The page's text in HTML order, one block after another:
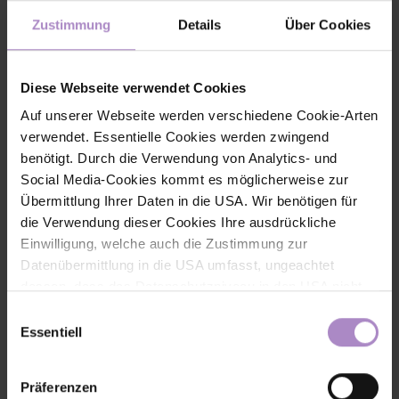
Zustimmung Details Über Cookies
Diese Webseite verwendet Cookies
Auf unserer Webseite werden verschiedene Cookie-Arten
verwendet. Essentielle Cookies werden zwingend
benötigt. Durch die Verwendung von Analytics- und
Social Media-Cookies kommt es möglicherweise zur
Übermittlung Ihrer Daten in die USA. Wir benötigen für
die Verwendung dieser Cookies Ihre ausdrückliche
Einwilligung, welche auch die Zustimmung zur
Datenübermittlung in die USA umfasst, ungeachtet
für die Rechte und Freiheiten der betroffenen Personen
nach sich ziehen kann. Die Einwilligung erteilen Sie
dadurch, dass Sie die ausgewählten Cookies durch
Aktivierung des Buttons akzeptieren. Sie können Ihre
Essentiell
Präferenzen
Teilen
#wirtschaft